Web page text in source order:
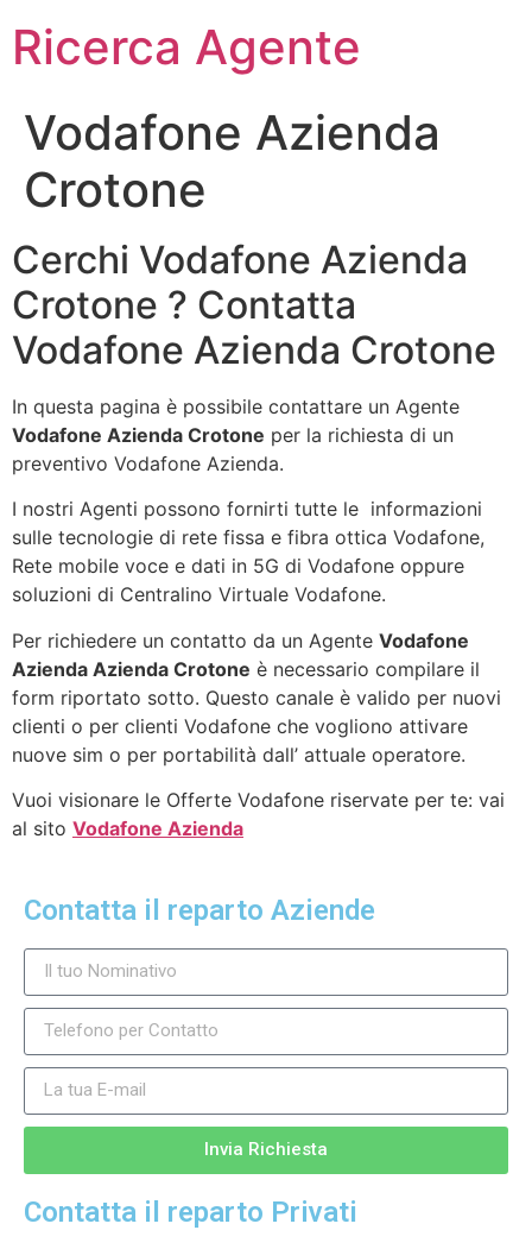
Ricerca Agente
Vodafone Azienda
Crotone
Cerchi Vodafone Azienda
Crotone ? Contatta
Vodafone Azienda Crotone
In questa pagina è possibile contattare un Agente
Vodafone Azienda Crotone per la richiesta di un
preventivo Vodafone Azienda.
I nostri Agenti possono fornirti tutte le informazioni
sulle tecnologie di rete fissa e fibra ottica Vodafone,
Rete mobile voce e dati in 5G di Vodafone oppure
soluzioni di Centralino Virtuale Vodafone.
Per richiedere un contatto da un Agente Vodafone
Azienda Azienda Crotone è necessario compilare il
form riportato sotto. Questo canale è valido per nuovi
clienti o per clienti Vodafone che vogliono attivare
nuove sim o per portabilità dall’ attuale operatore.
Vuoi visionare le Offerte Vodafone riservate per te: vai
al sito Vodafone Azienda
Contatta il reparto Aziende
Invia Richiesta
Contatta il reparto Privati